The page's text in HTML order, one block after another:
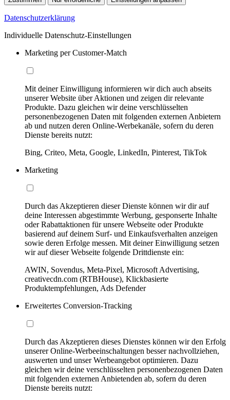
Datenschutzerklärung
Individuelle Datenschutz-Einstellungen
Marketing per Customer-Match
Mit deiner Einwilligung informieren wir dich auch abseits
unserer Website über Aktionen und zeigen dir relevante
Produkte. Dazu gleichen wir deine verschlüsselten
personenbezogenen Daten mit folgenden externen Anbietern
ab und nutzen deren Online-Werbekanäle, sofern du deren
Dienste bereits nutzt:
Bing, Criteo, Meta, Google, LinkedIn, Pinterest, TikTok
Marketing
Durch das Akzeptieren dieser Dienste können wir dir auf
deine Interessen abgestimmte Werbung, gesponserte Inhalte
oder Rabattaktionen für unsere Webseite oder Produkte
basierend auf deinem Surf- und Einkaufsverhalten anzeigen
sowie deren Erfolge messen. Mit deiner Einwilligung setzen
wir auf dieser Webseite folgende Drittdienste ein:
AWIN, Sovendus, Meta-Pixel, Microsoft Advertising,
creativecdn.com (RTBHouse), Klickbasierte
Produktempfehlungen, Ads Defender
Erweitertes Conversion-Tracking
Durch das Akzeptieren dieses Dienstes können wir den Erfolg
unserer Online-Werbeeinschaltungen besser nachvollziehen,
auswerten und unser Werbeangebot optimieren. Dazu
gleichen wir deine verschlüsselten personenbezogenen Daten
mit folgenden externen Anbietenden ab, sofern du deren
Dienste bereits nutzt: